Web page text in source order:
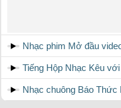
Nhạc phim Mở đầu
Tiếng Hộp Nhạc Kêu
Nhạc chuông Báo Thức